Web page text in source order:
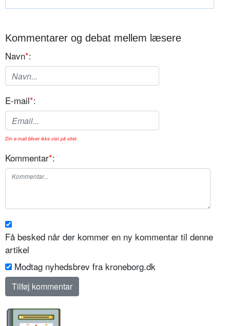
Kommentarer og debat mellem læsere
Navn*:
E-mail*:
Din e-mail bliver ikke vist på sitet.
Kommentar*:
Få besked når der kommer en ny kommentar til denne
artikel
Modtag nyhedsbrev fra kroneborg.dk